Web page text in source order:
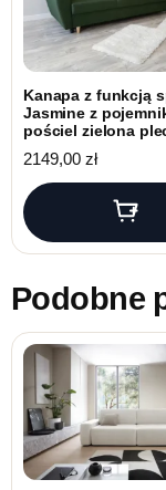
Kanapa z funkcją
Jasmine z
pościel zielona
2149,00 zł
Podobne